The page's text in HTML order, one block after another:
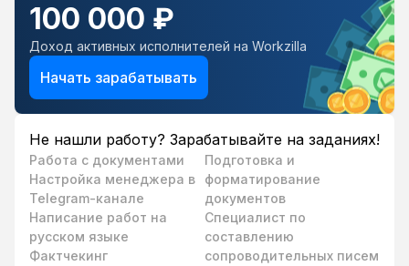
100 000 ₽
Доход активных исполнителей на Workzilla
Начать зарабатывать
Не нашли работу? Зарабатывайте на заданиях!
Работа с документами
Настройка менеджера в
Telegram-канале
Написание работ на
русском языке
Фактчекинг
Подготовка и
форматирование
документов
Специалист по
составлению
сопроводительных писем